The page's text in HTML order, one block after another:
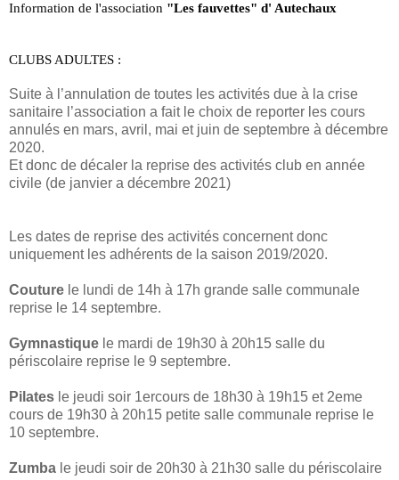
Information de l'association "Les fauvettes" d' Autechaux
CLUBS ADULTES :
Suite à l’annulation de toutes les activités due à la crise
sanitaire l’association a fait le choix de reporter les cours
annulés en mars, avril, mai et juin de septembre à décembre
2020.
Et donc de décaler la reprise des activités club en année
civile (de janvier a décembre 2021)
Les dates de reprise des activités concernent donc
uniquement les adhérents de la saison 2019/2020.
Couture le lundi de 14h à 17h grande salle communale
reprise le 14 septembre.
Gymnastique le mardi de 19h30 à 20h15 salle du
périscolaire reprise le 9 septembre.
Pilates le jeudi soir 1ercours de 18h30 à 19h15 et 2eme
cours de 19h30 à 20h15 petite salle communale reprise le
10 septembre.
Zumba le jeudi soir de 20h30 à 21h30 salle du périscolaire